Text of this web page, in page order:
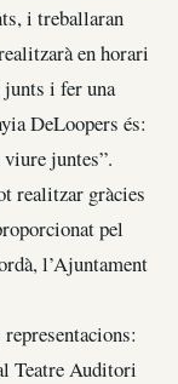
i treballaran
en horari
junts i fer una
DeLoopers és:
juntes”.
realitzar gràcies
pel
l’Ajuntament
Teatre Auditori